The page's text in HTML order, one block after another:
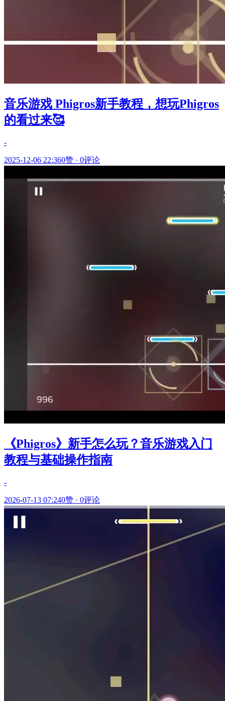
音乐游戏 Phigros新手教程，想玩Phigros
的看过来🥰
-
2025-12-06 22:360赞 · 0评论
《Phigros》新手怎么玩？音乐游戏入门
教程与基础操作指南
-
2026-07-13 07:240赞 · 0评论